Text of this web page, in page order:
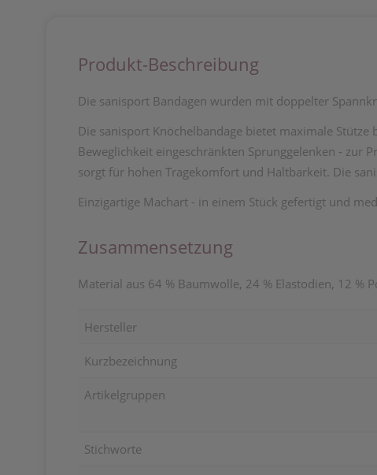
Produkt-Beschreibung
Die sanisport Bandagen wurden mit doppelter
Die sanisport Knöchelbandage bietet maximale
Beweglichkeit eingeschränkten Sprunggelenken - zur
sorgt für hohen Tragekomfort und Haltbarkeit. Die
Einzigartige Machart - in einem Stück gefertigt und
Zusammensetzung
Material aus 64 % Baumwolle, 24 % Elastodien, 12 %
Hersteller
Kurzbezeichnung
Artikelgruppen
Stichworte